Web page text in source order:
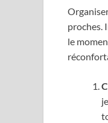
proches.
le